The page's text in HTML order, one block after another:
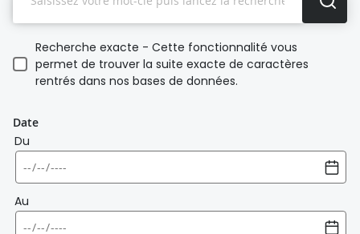
Recherche exacte - Cette fonctionnalité vous
permet de trouver la suite exacte de caractères
rentrés dans nos bases de données.
Date
Du
Au